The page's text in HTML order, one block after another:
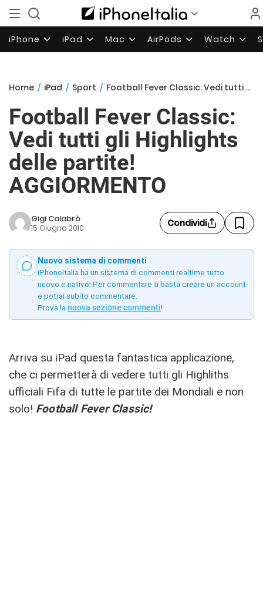
iPhone iPad Mac AirPods Watch
Home / iPad / Sport / Football Fever Classic: Vedi tutti gli Highlights delle partite! AGGIORMENTO
Football Fever Classic:
Vedi tutti gli Highlights
delle partite!
AGGIORMENTO
Gigi Calabrò
15 Giugno 2010 Condividi
Nuovo sistema di commenti
iPhoneItalia ha un sistema di commenti realtime tutto
nuovo e nativo! Per commentare ti basta creare un account
e potrai subito commentare.
Prova la nuova sezione commenti!
Arriva su iPad questa fantastica applicazione,
che ci permetterà di vedere tutti gli Highliths
ufficiali Fifa di tutte le partite dei Mondiali e non
solo! Football Fever Classic!